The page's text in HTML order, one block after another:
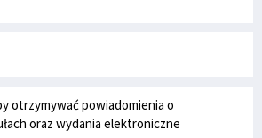
otrzymywać powiadomienia o
oraz wydania elektroniczne